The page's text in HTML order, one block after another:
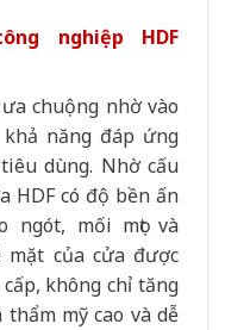
nghiệp HDF
chuộng nhờ vào
năng đáp ứng
dùng. Nhờ cấu
HDF có độ bền ấn
ngót, mối mọt và
mặt của cửa được
không chỉ tăng
mỹ cao và dễ